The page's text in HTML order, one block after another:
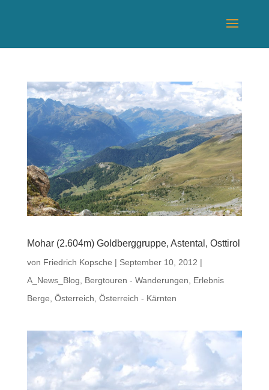
Mohar (2.604m) Goldberggruppe, Astental, Osttirol
von Friedrich Kopsche | September 10, 2012 |
A_News_Blog
Bergtouren - Wanderungen
Erlebnis
Berge Österreich Österreich - Kärnten